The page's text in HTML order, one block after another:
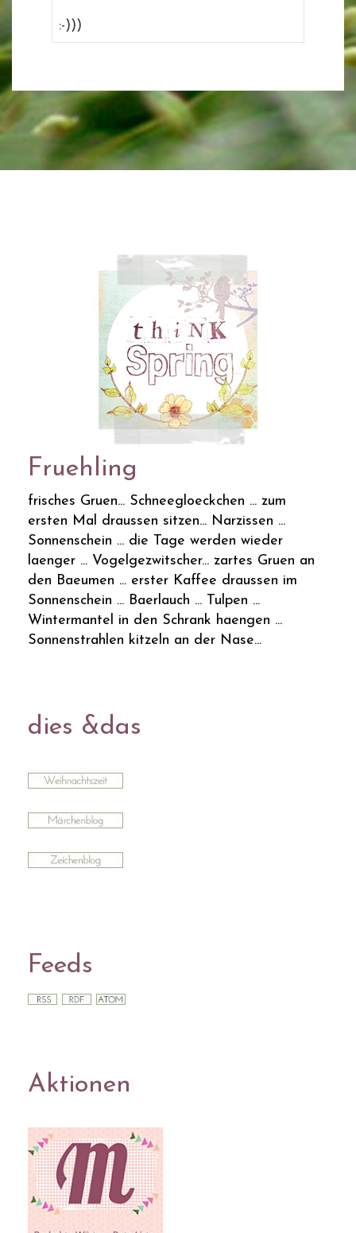
:-)))
Fruehling
frisches Gruen... Schneegloeckchen ... zum
ersten Mal draussen sitzen... Narzissen ...
Sonnenschein ... die Tage werden wieder
laenger ... Vogelgezwitscher... zartes Gruen an
den Baeumen ... erster Kaffee draussen im
Sonnenschein ... Baerlauch ... Tulpen ...
Wintermantel in den Schrank haengen ...
Sonnenstrahlen kitzeln an der Nase...
dies &das
Feeds
Aktionen